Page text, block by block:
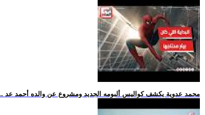
.. محمد عدوية يكشف كواليس ألبومه الجديد ومشروع عن والده أحمد عد